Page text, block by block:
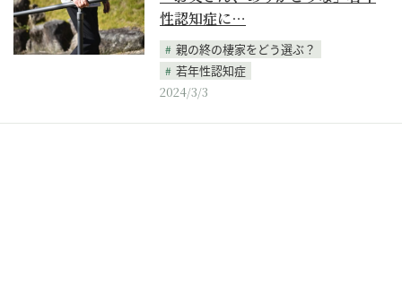
性認知症に…
親の終の棲家をどう選ぶ？
若年性認知症
2024/3/3